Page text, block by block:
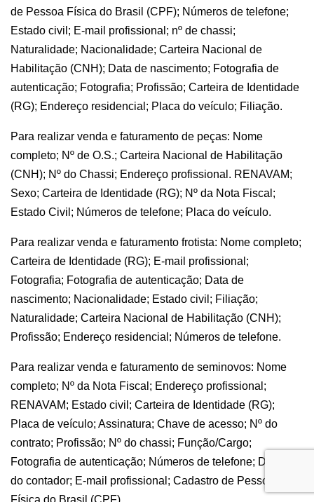
de Pessoa Física do Brasil (CPF); Números de telefone;
Estado civil; E-mail profissional; nº de chassi;
Naturalidade; Nacionalidade; Carteira Nacional de
Habilitação (CNH); Data de nascimento; Fotografia de
autenticação; Fotografia; Profissão; Carteira de Identidade
(RG); Endereço residencial; Placa do veículo; Filiação.
Para realizar venda e faturamento de peças: Nome
completo; Nº de O.S.; Carteira Nacional de Habilitação
(CNH); Nº do Chassi; Endereço profissional. RENAVAM;
Sexo; Carteira de Identidade (RG); Nº da Nota Fiscal;
Estado Civil; Números de telefone; Placa do veículo.
Para realizar venda e faturamento frotista: Nome completo;
Carteira de Identidade (RG); E-mail profissional;
Fotografia; Fotografia de autenticação; Data de
nascimento; Nacionalidade; Estado civil; Filiação;
Naturalidade; Carteira Nacional de Habilitação (CNH);
Profissão; Endereço residencial; Números de telefone.
Para realizar venda e faturamento de seminovos: Nome
completo; Nº da Nota Fiscal; Endereço profissional;
RENAVAM; Estado civil; Carteira de Identidade (RG);
Placa de veículo; Assinatura; Chave de acesso; Nº do
contrato; Profissão; Nº do chassi; Função/Cargo;
Fotografia de autenticação; Números de telefone; Dados
do contador; E-mail profissional; Cadastro de Pessoa